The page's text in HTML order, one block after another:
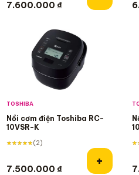
7.600.000 ₫
TOSHIBA
Nồi cơm điện Toshiba RC-
10VSR-K
★★★★★(2)
7.500.000 ₫ +
Thêm